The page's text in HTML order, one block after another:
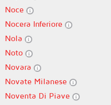
Noce
Nocera Inferiore
Nola
Noto
Novara
Novate Milanese
Noventa Di Piave